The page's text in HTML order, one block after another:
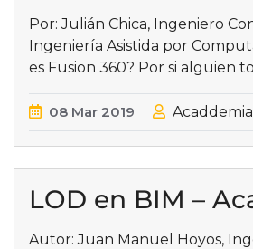
Por: Julián Chica, Ingeniero
Ingeniería Asistida por
es Fusion 360? Por si alguien
08 Mar 2019 Acaddemia
LOD en BIM –
Autor: Juan Manuel Hoyos,